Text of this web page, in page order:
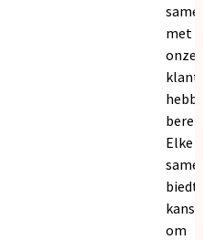
met
onze
Elke
biedt
om